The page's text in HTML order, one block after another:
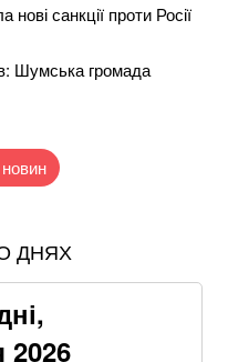
нові санкції проти Росії
Шумська громада
щодо членства
хто отримає по 519
ДНЯХ
2026